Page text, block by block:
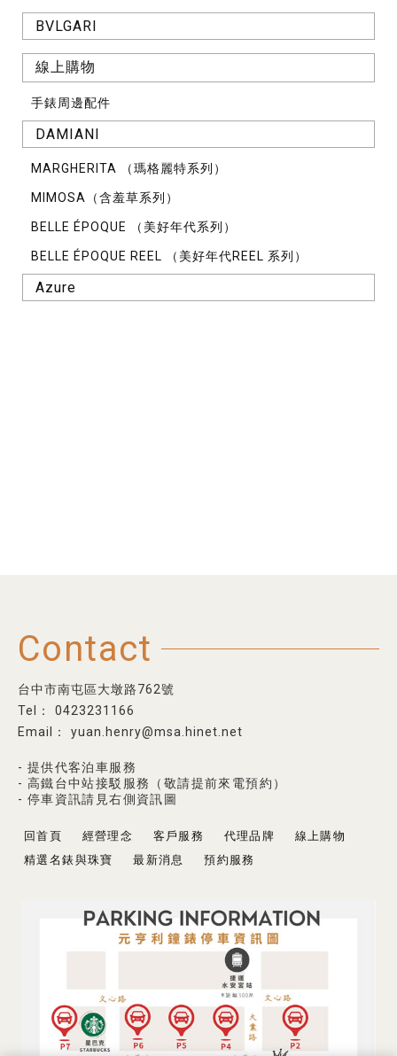
BVLGARI
線上購物
手錶周邊配件
DAMIANI
MARGHERITA （瑪格麗特系列）
MIMOSA（含羞草系列）
BELLE ÉPOQUE （美好年代系列）
BELLE ÉPOQUE REEL （美好年代REEL 系列）
Azure
Contact
台中市南屯區大墩路762號
0423231166
yuan.henry@msa.hinet.net
- 提供代客泊車服務
- 高鐵台中站接駁服務（敬請提前來電預約）
- 停車資訊請見右側資訊圖
回首頁 經營理念 客戶服務 代理品牌
線上購物
精選名錶與珠寶
最新消息 預約服務